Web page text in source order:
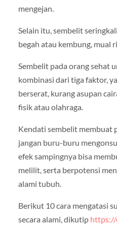
mengejan.
Selain itu, sembelit
begah atau kembung, mual
Sembelit pada orang sehat
kombinasi dari tiga faktor,
berserat, kurang asupan
fisik atau olahraga.
Kendati sembelit membuat
jangan buru-buru
efek sampingnya bisa
melilit, serta berpotensi
alami tubuh.
Berikut 10 cara mengatasi
secara alami, dikutip